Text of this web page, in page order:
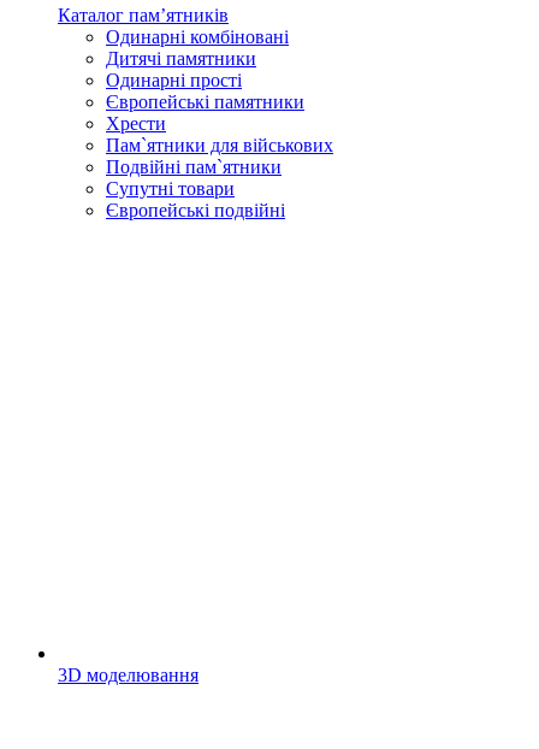
Каталог пам’ятників
Одинарні комбіновані
Дитячі памятники
Одинарні прості
Європейські памятники
Хрести
Пам`ятники для військових
Подвійні пам`ятники
Супутні товари
Європейські подвійні
3D моделювання